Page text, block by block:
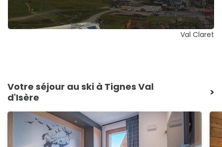
Val Claret
Votre séjour au ski à Tignes Val
d'Isère
>